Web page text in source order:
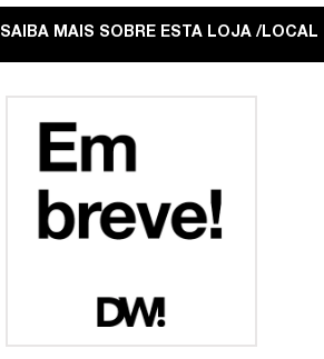
SAIBA MAIS SOBRE ESTA LOJA /LOCAL